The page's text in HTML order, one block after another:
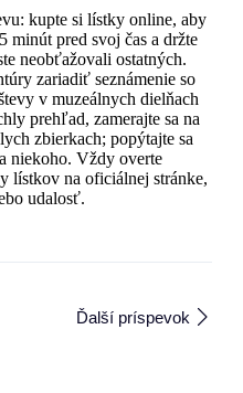
kupte si lístky online, aby
minút pred svoj čas a držte
neobťažovali ostatných.
zariadiť seznámenie so
v muzeálnych dielňach
prehľad, zamerajte sa na
zbierkach; popýtajte sa
niekoho. Vždy overte
lístkov na oficiálnej stránke,
udalosť.
Ďalší príspevok